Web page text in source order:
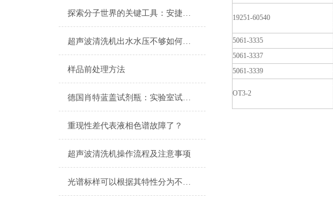
探索分子世界的关键工具：安捷伦色谱柱的技术优势与应用
超声波清洗机出水水压不够如何排查
样品前处理方法
德国肖特蓝盖试剂瓶：实验室试剂储存与样本管理的全球黄金标准
重现性差代表液相色谱故障了？
超声波清洗机操作流程及注意事项
光谱标样可以根据其特性分为不同种类
19251-60540
5061-3335
5061-3337
5061-3339
OT3-2